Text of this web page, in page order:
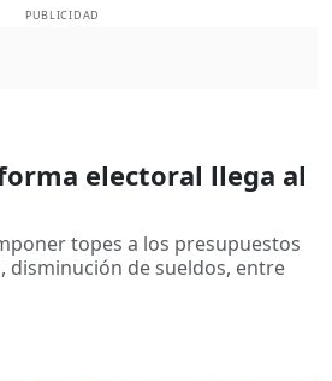
PUBLICIDAD
electoral llega al
topes a los presupuestos
disminución de sueldos, entre